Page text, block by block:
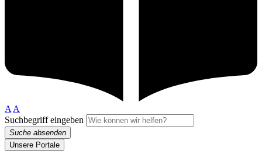
A A
Suchbegriff eingeben
Suche absenden
Unsere Portale